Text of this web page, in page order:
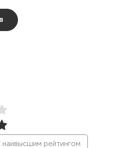
наивысшим рейтингом